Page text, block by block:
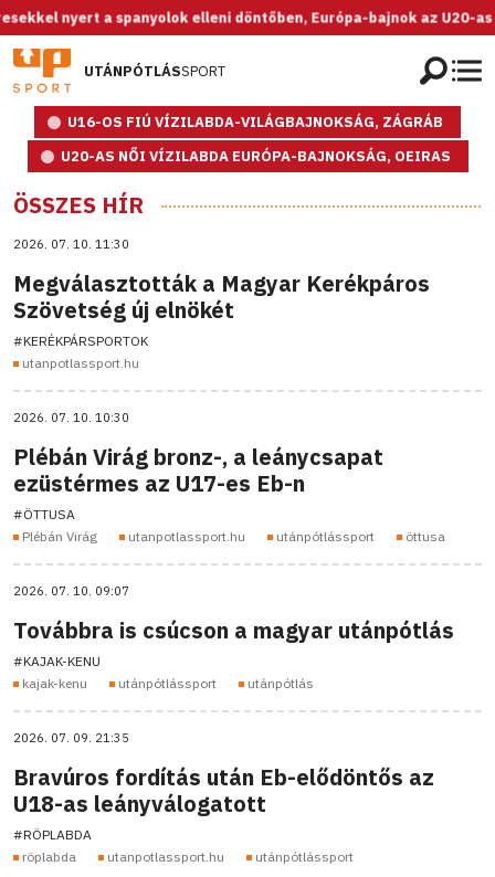
a spanyolok elleni döntőben, Európa-bajnok az U20-as női
UTÁNPÓTLÁSSPORT
U16-OS FIÚ VÍZILABDA-VILÁGBAJNOKSÁG, ZÁGRÁB
U20-AS NŐI VÍZILABDA EURÓPA-BAJNOKSÁG, OEIRAS
ÖSSZES HÍR
2026. 07. 10. 11:30
Megválasztották a Magyar Kerékpáros
Szövetség új elnökét
#KERÉKPÁRSPORTOK
utanpotlassport.hu
2026. 07. 10. 10:30
Plébán Virág bronz-, a leánycsapat
ezüstérmes az U17-es Eb-n
#ÖTTUSA
Plébán Virág
utanpotlassport.hu utánpótlássport öttusa
2026. 07. 10. 09:07
Továbbra is csúcson a magyar utánpótlás
#KAJAK-KENU
kajak-kenu
utánpótlássport utánpótlás
2026. 07. 09. 21:35
Bravúros fordítás után Eb-elődöntős az
U18-as leányválogatott
#RÖPLABDA
röplabda
utanpotlassport.hu utánpótlássport